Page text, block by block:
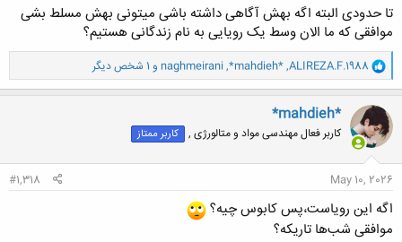
تا حدودی البته اگه بهش آگاهی داشته باشی میتونی بهش مسلط بشی
موافقی که ما الان وسط یک رویایی به نام زندگانی هستیم؟
و
ا
ک
ن
ش
ه
ا
ALIREZA.F.1988
,
*mahdieh*
,
naghmeirani و 1 شخص دیگر
*mahdieh*
کاربر فعال مهندسی مواد و متالورژی , کاربر ممتاز
May 10, 2026
#1,318
اگه این رویاست،پس کابوس چیه؟
موافقی شب‌ها تاریکه؟